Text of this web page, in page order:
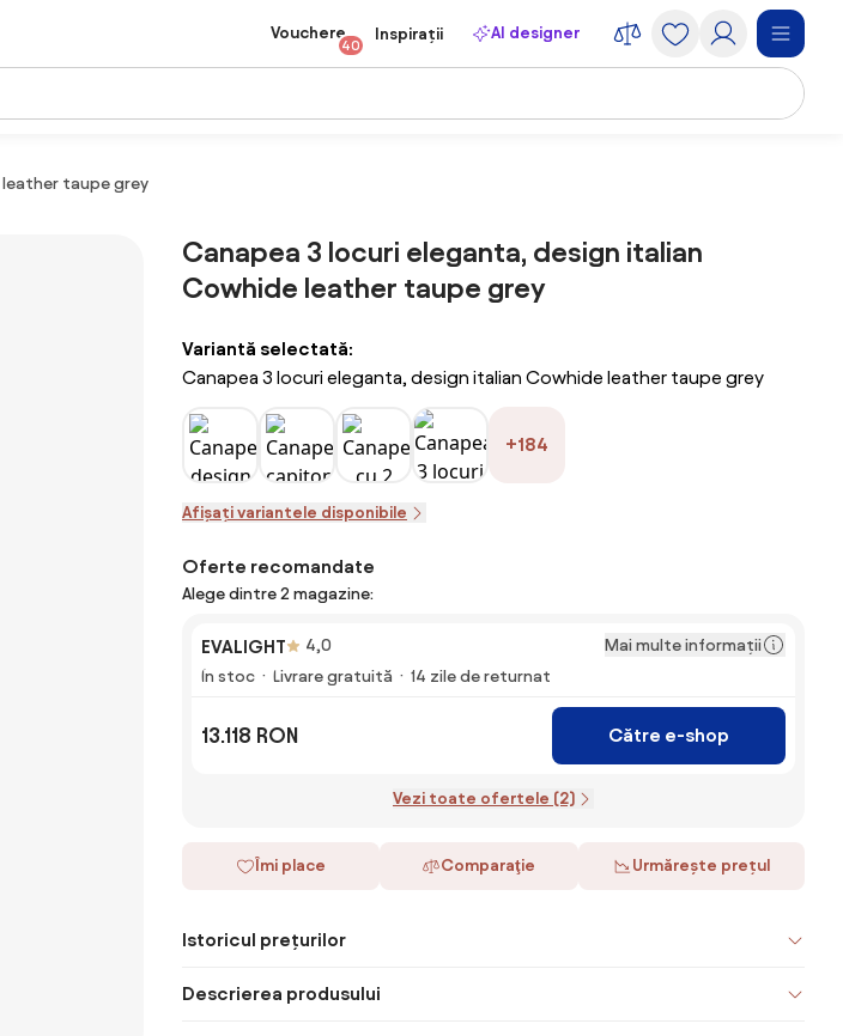
Vouchere
40
Inspirații AI designer
taupe grey
Canapea 3 locuri eleganta, design italian
Cowhide leather taupe grey
Variantă selectată:
Canapea 3 locuri eleganta, design italian Cowhide leather taupe grey
+184
Afișați variantele disponibile
Oferte recomandate
Alege dintre 2 magazine:
EVALIGHT 4,0
Mai multe informații
În stoc
Livrare gratuită 14 zile de returnat
13.118 RON Către e-shop
Vezi toate ofertele (2)
Îmi place Comparaţie Urmărește prețul
Istoricul prețurilor
Descrierea produsului